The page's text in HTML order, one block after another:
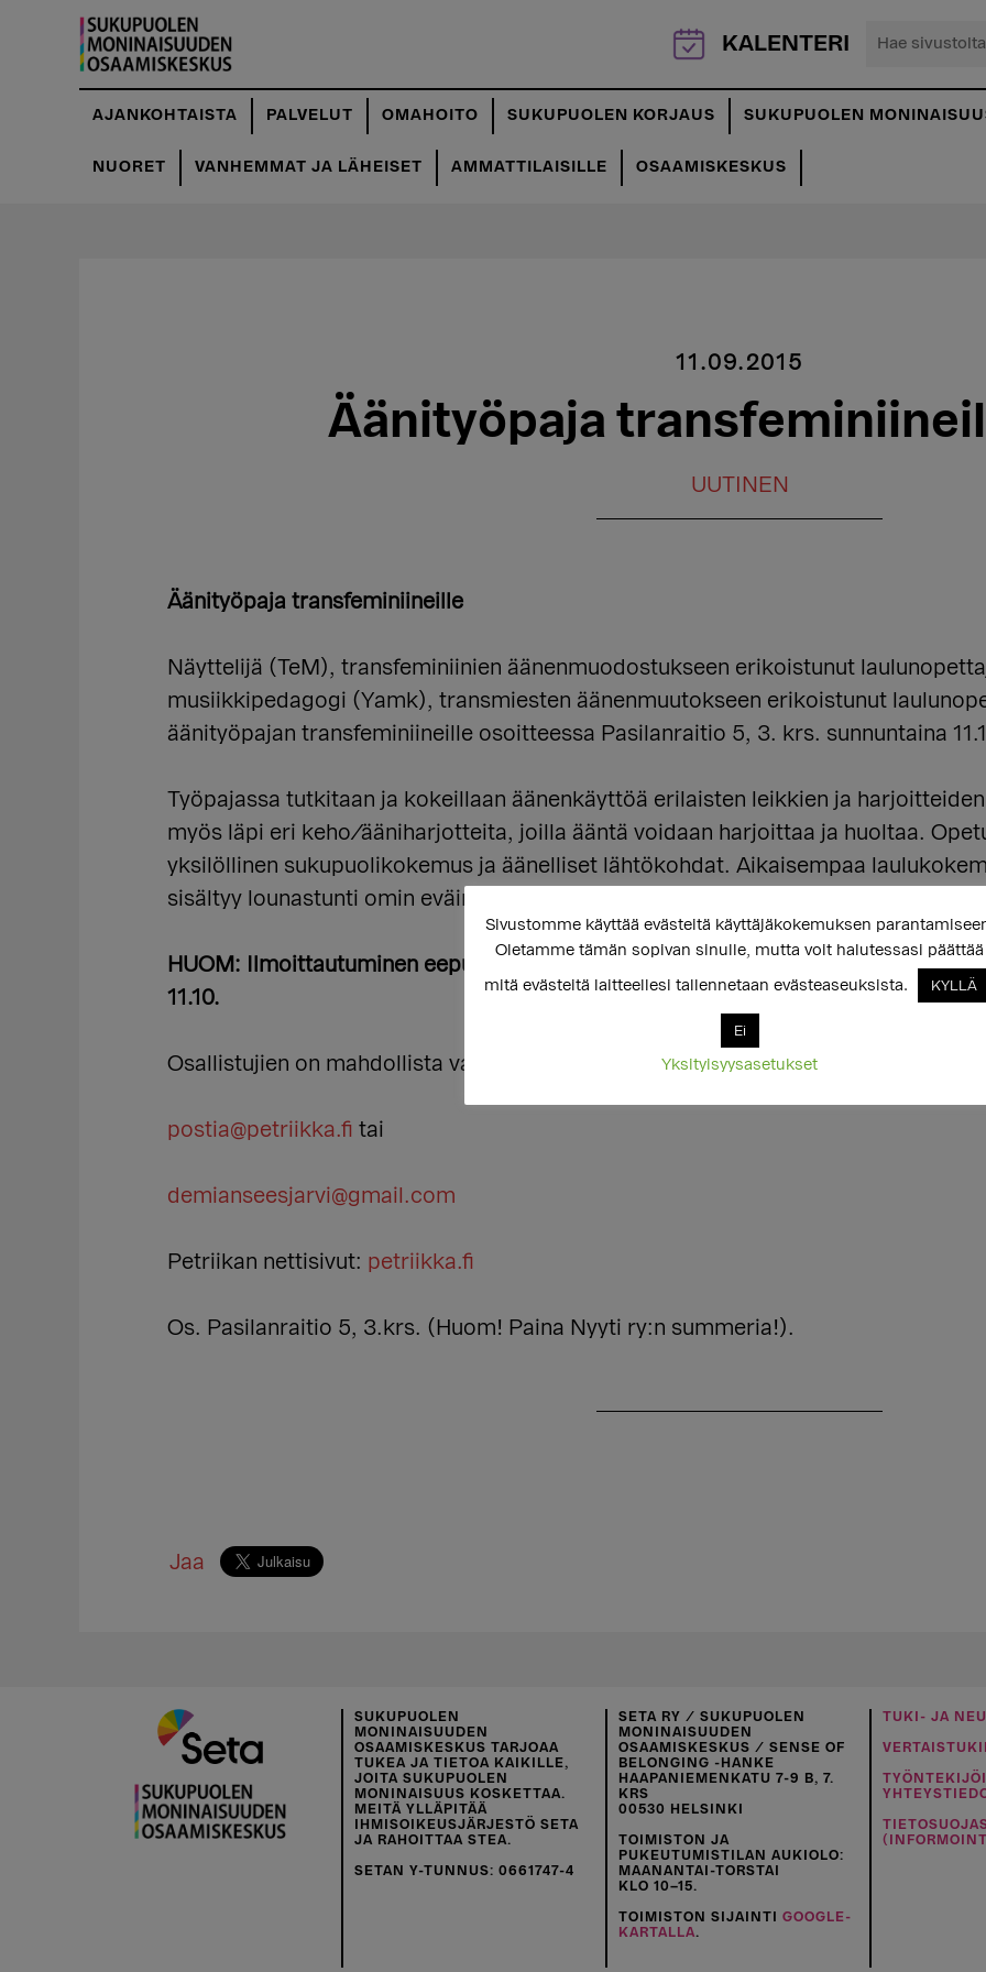
pääsisältöön
Hae
KALENTERI
AJANKOHTAISTA PALVELUT OMAHOITO SUKUPUOLEN KORJAUS SUKUPUOLEN
NUORET VANHEMMAT JA LÄHEISET AMMATTILAISILLE OSAAMISKESKUS
11.09.2015
Äänityöpaja
UUTINEN
Äänityöpaja transfeminiineille
Näyttelijä (TeM), transfeminiinien äänenmuodostukseen erikoistunut
musiikkipedagogi (Yamk), transmiesten äänenmuutokseen erikoistunut
äänityöpajan transfeminiineille osoitteessa Pasilanraitio 5, 3. krs. sunnuntaina
Työpajassa tutkitaan ja kokeillaan äänenkäyttöä erilaisten leikkien ja
myös läpi eri keho/ääniharjotteita, joilla ääntä voidaan harjoittaa ja huoltaa.
yksilöllinen sukupuolikokemus ja äänelliset lähtökohdat. Aikaisempaa
sisältyy lounastunti omin eväin.
HUOM: Ilmoittautuminen eepu.autere@seta.fi, kirjoita otsikoksi ILMOITTAUDUN
11.10.
Osallistujien on mahdollista varata yksityis-/pienryhmätunteja etukäteen
postia@petriikka.fi tai
demianseesjarvi@gmail.com
Petriikan nettisivut: petriikka.fi
Os. Pasilanraitio 5, 3.krs. (Huom! Paina Nyyti ry:n summeria!).
Jaa
SUKUPUOLEN
MONINAISUUDEN
OSAAMISKESKUS TARJOAA
TUKEA JA TIETOA KAIKILLE,
JOITA SUKUPUOLEN
MONINAISUUS KOSKETTAA.
MEITÄ YLLÄPITÄÄ
IHMISOIKEUSJÄRJESTÖ SETA
JA RAHOITTAA STEA.
SETAN Y-TUNNUS: 0661747-4
SETA RY / SUKUPUOLEN
MONINAISUUDEN
OSAAMISKESKUS / SENSE OF
BELONGING -HANKE
HAAPANIEMENKATU 7-9 B, 7.
KRS
00530 HELSINKI
TOIMISTON JA
PUKEUTUMISTILAN AUKIOLO:
MAANANTAI-TORSTAI
KLO 10–15.
TOIMISTON SIJAINTI GOOGLE-
KARTALLA.
TUKI- JA
Sivustomme käyttää evästeitä käyttäjäkokemuksen
Oletamme tämän sopivan sinulle, mutta voit halutessasi päättää
mitä evästeitä laitteellesi tallennetaan evästeaseuksista. KYLLÄ
Ei
Yksityisyysasetukset